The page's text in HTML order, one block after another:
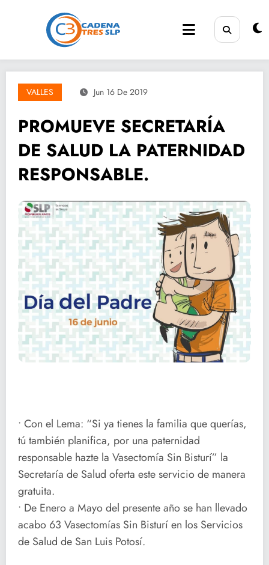
VALLES Jun 16 De 2019
PROMUEVE SECRETARÍA
DE SALUD LA PATERNIDAD
RESPONSABLE.
• Con el Lema: “Si ya tienes la familia que querías,
tú también planifica, por una paternidad
responsable hazte la Vasectomía Sin Bisturí” la
Secretaría de Salud oferta este servicio de manera
gratuita.
• De Enero a Mayo del presente año se han llevado
acabo 63 Vasectomías Sin Bisturí en los Servicios
de Salud de San Luis Potosí.